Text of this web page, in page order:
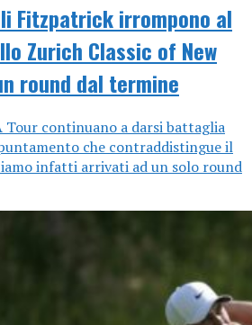
Fitzpatrick irrompono al
Zurich Classic of New
round dal termine
Tour continuano a darsi battaglia
che contraddistingue il
infatti arrivati ad un solo round